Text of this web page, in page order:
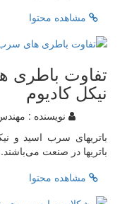
مشاهده محتوا
تفاوت باطری
نیکل کادیوم
نویسنده :
باتریهای سرب اسید و
باتریها در صنعت
مشاهده محتوا